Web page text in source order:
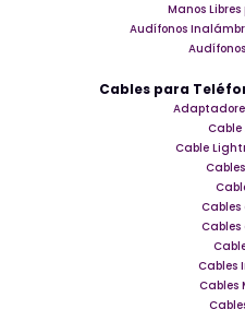
Manos
Audífonos
Cables para
Cable
Cables
Cables
Cables
Cables